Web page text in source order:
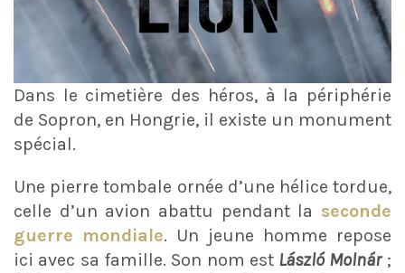
Dans le cimetière des héros, à la périphérie
de Sopron, en Hongrie, il existe un monument
spécial.
Une pierre tombale ornée d’une hélice tordue,
celle d’un avion abattu pendant la seconde
guerre mondiale. Un jeune homme repose
ici avec sa famille. Son nom est László Molnár;